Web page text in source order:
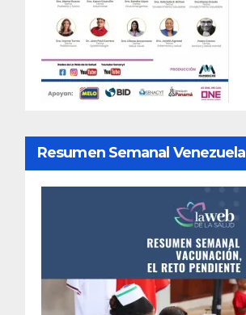
Resumen Semanal Venezuela